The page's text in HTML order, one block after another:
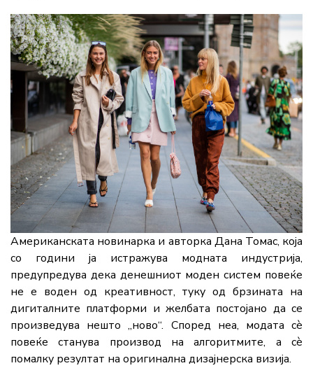
Американската новинарка и авторка Дана Томас, која
со години ја истражува модната индустрија,
предупредува дека денешниот моден систем повеќе
не е воден од креативност, туку од брзината на
дигиталните платформи и желбата постојано да се
произведува нешто „ново“. Според неа, модата сè
повеќе станува производ на алгоритмите, а сè
помалку резултат на оригинална дизајнерска визија.